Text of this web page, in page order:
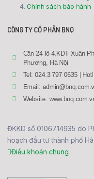
Chính sách bảo hành
CÔNG TY CỔ PHẦN BNQ
Căn 24 lô 4,KĐT Xuân
Phương, Hà Nội
Tel: 024.3 797 0635 |
Email:
Website:
ĐKKD số 0106714935 do
hoạch đầu tư thành phố
Điều khoản chung